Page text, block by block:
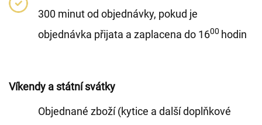
300 minut od objednávky, pokud je
objednávka přijata a zaplacena do 1600 hodin
Víkendy a státní svátky
Objednané zboží (kytice a další doplňkové